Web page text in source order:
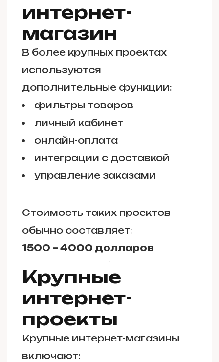
интернет-
магазин
В более крупных проектах
используются
дополнительные функции:
фильтры товаров
личный кабинет
онлайн-оплата
интеграции с доставкой
управление заказами
Стоимость таких проектов
обычно составляет:
1500 – 4000 долларов
Крупные
интернет-
проекты
Крупные интернет-магазины
включают: